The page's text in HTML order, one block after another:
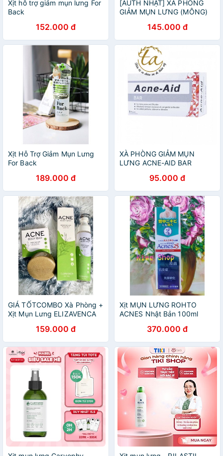
Xịt hỗ trợ giảm mụn lưng For
Back
152.000 đ
[AUTH NHẬT] XÀ PHÒNG
GIẢM MỤN LƯNG (MÔNG)
145.000 đ
Xịt Hỗ Trợ Giảm Mụn Lưng
For Back
189.000 đ
XÀ PHÒNG GIẢM MỤN
LƯNG ACNE-AID BAR
95.000 đ
GIÁ TỐTCOMBO Xà Phòng +
Xịt Mụn Lưng ELIZAVENCA
159.000 đ
Xịt MỤN LƯNG ROHTO
ACNES Nhật Bản 100ml
370.000 đ